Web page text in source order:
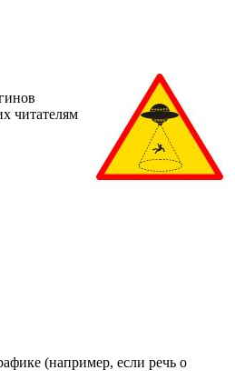
читателям
(например, если речь о